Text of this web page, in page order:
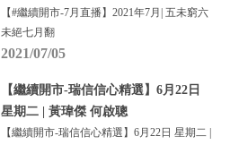
【#繼續開市-7月直播】2021年7月| 五未窮六
未絕七月翻
2021/07/05
【繼續開市-瑞信信心精選】6月22日
星期二 | 黃瑋傑 何啟聰
【繼續開市-瑞信信心精選】6月22日 星期二 |